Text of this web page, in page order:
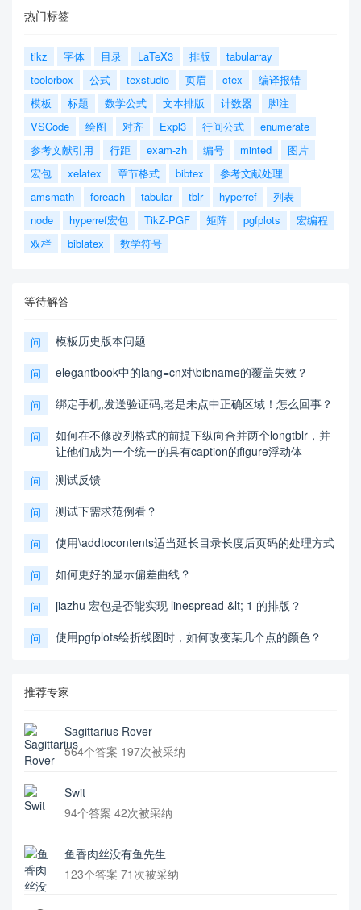
热门标签
tikz 字体 目录 LaTeX3 排版
tabularray
tcolorbox
公式 texstudio 页眉 ctex
编译报错
模板
标题 数学公式 文本排版 计数器
脚注
VSCode
绘图 对齐 Expl3 行间公式
enumerate
参考文献引用
行距 exam-zh 编号 minted
图片
宏包
xelatex 章节格式 bibtex
参考文献处理
amsmath
foreach tabular tblr hyperref
列表
node
hyperref宏包 TikZ-PGF 矩阵 pgfplots
宏编程
双栏
biblatex 数学符号
等待解答
问 模板历史版本问题
问 elegantbook中的lang=cn对\bibname的覆盖失效？
问 绑定手机,发送验证码,老是未点中正确区域！怎么回事？
问
如何在不修改列格式的前提下纵向合并两个longtblr，并
让他们成为一个统一的具有caption的figure浮动体
问 测试反馈
问 测试下需求范例看？
问 使用\addtocontents适当延长目录长度后页码的处理方式
问 如何更好的显示偏差曲线？
问 jiazhu 宏包是否能实现 linespread &lt; 1 的排版？
问 使用pgfplots绘折线图时，如何改变某几个点的颜色？
推荐专家
Sagittarius Rover
564个答案 197次被采纳
Swit
94个答案 42次被采纳
鱼香肉丝没有鱼先生
123个答案 71次被采纳